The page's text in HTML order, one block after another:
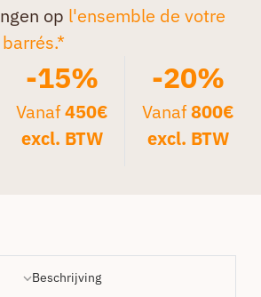
op l'ensemble de votre
-15%
Vanaf450€
excl. BTW
-20%
Vanaf800€
excl. BTW
Beschrijving